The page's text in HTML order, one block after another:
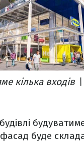
кілька входів
буде